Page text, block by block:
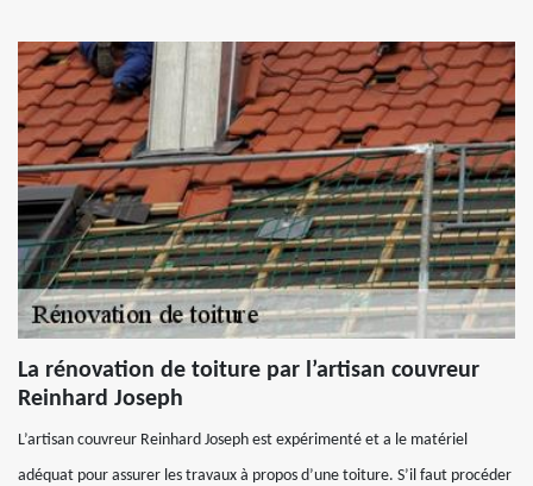
La rénovation de toiture par l’artisan couvreur
Reinhard Joseph
L’artisan couvreur Reinhard Joseph est expérimenté et a le matériel
adéquat pour assurer les travaux à propos d’une toiture. S’il faut procéder